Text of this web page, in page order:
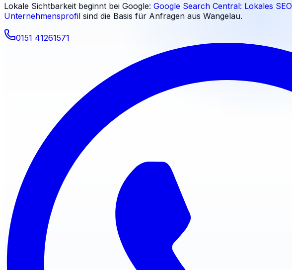
Lokale Sichtbarkeit beginnt bei Google: Google Search Central: Lokales SEO
Unternehmensprofil sind die Basis für Anfragen aus Wangelau.
0151 41261571